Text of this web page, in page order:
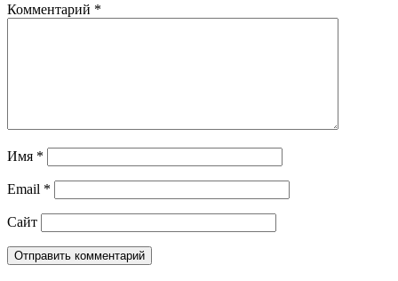
Комментарий *
Имя *
Email *
Сайт